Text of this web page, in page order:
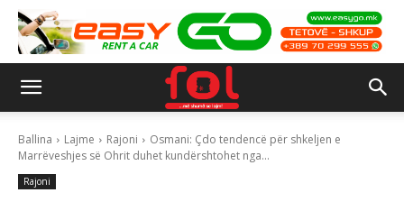
Ballina Lajme Rajoni
Osmani: Çdo tendencë për shkeljen e
Marrëveshjes së Ohrit duhet kundërshtohet nga...
Rajoni